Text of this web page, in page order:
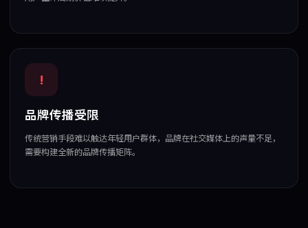
!
品牌传播受限
传统营销手段难以触达年轻用户群体，品牌在社交媒体上的声量不足，
需要构建全新的品牌传播矩阵。